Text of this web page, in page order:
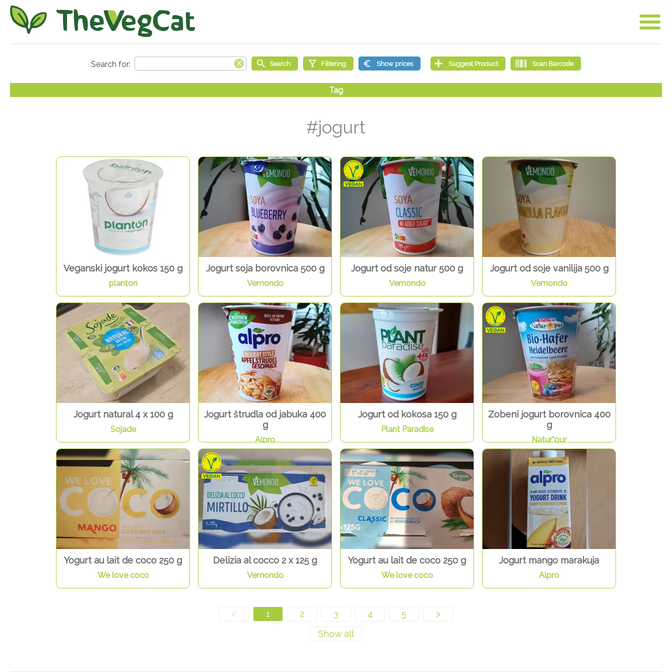
#jogurt
Veganski jogurt kokos 150 g
planton
Jogurt soja borovnica 500 g
Vemondo
Jogurt od soje natur 500 g
Vemondo
Jogurt od soje vanilija 500 g
Vemondo
Jogurt natural 4 x 100 g
Sojade
Jogurt štrudla od jabuka 400
g
Alpro
Jogurt od kokosa 150 g
Plant Paradise
Zobeni jogurt borovnica 400
g
Natur*pur
Yogurt au lait de coco 250 g
We love coco
Delizia al cocco 2 x 125 g
Vemondo
Yogurt au lait de coco 250 g
We love coco
Jogurt mango marakuja
Alpro
< 1 2 3 4 5 >